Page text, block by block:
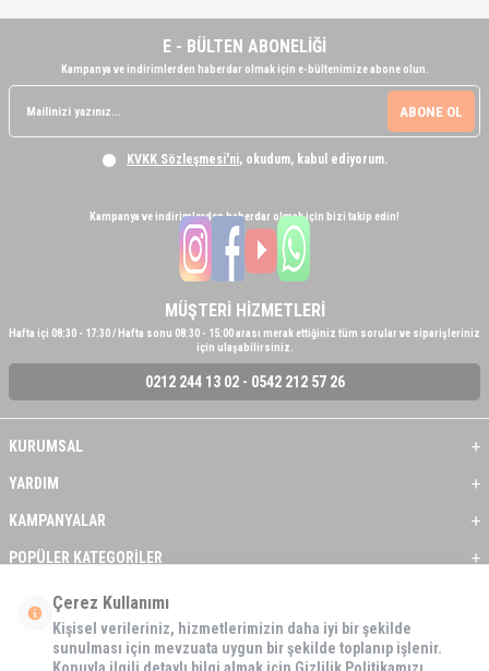
E - BÜLTEN ABONELİĞİ
Kampanya ve indirimlerden haberdar olmak için e-bültenimize abone olun.
ABONE OL
KVKK Sözleşmesi'ni, okudum, kabul ediyorum.
Kampanya ve indirimlerden haberdar olmak için bizi takip edin!
MÜŞTERİ HİZMETLERİ
Hafta içi 08:30 - 17:30 / Hafta sonu 08:30 - 15:00 arası merak ettiğiniz tüm sorular ve siparişleriniz
için ulaşabilirsiniz.
0212 244 13 02 - 0542 212 57 26
KURUMSAL
YARDIM
KAMPANYALAR
POPÜLER KATEGORİLER
ÜYE / BAYİ
ÖNE ÇIKAN ÜRÜNLER
Çerez Kullanımı
Kişisel verileriniz, hizmetlerimizin daha iyi bir şekilde
sunulması için mevzuata uygun bir şekilde toplanıp işlenir.